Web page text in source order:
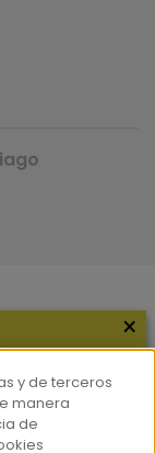
×
y de terceros
manera
de